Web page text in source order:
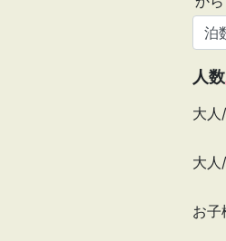
人数
大人
大人
お